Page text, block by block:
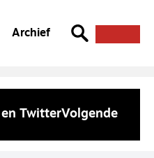
Archief
TwitterVolgende